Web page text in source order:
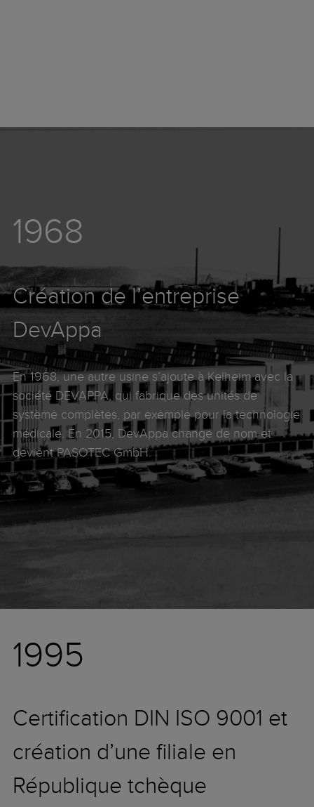
1968
Création de l’entreprise
DevAppa
En 1968, une autre usine s’ajoute à Kelheim avec la
société DEVAPPA, qui fabrique des unités de
système complètes, par exemple pour la technologie
médicale. En 2015, DevAppa change de nom et
devient PASOTEC GmbH.
1995
Certification DIN ISO 9001 et
création d’une filiale en
République tchèque